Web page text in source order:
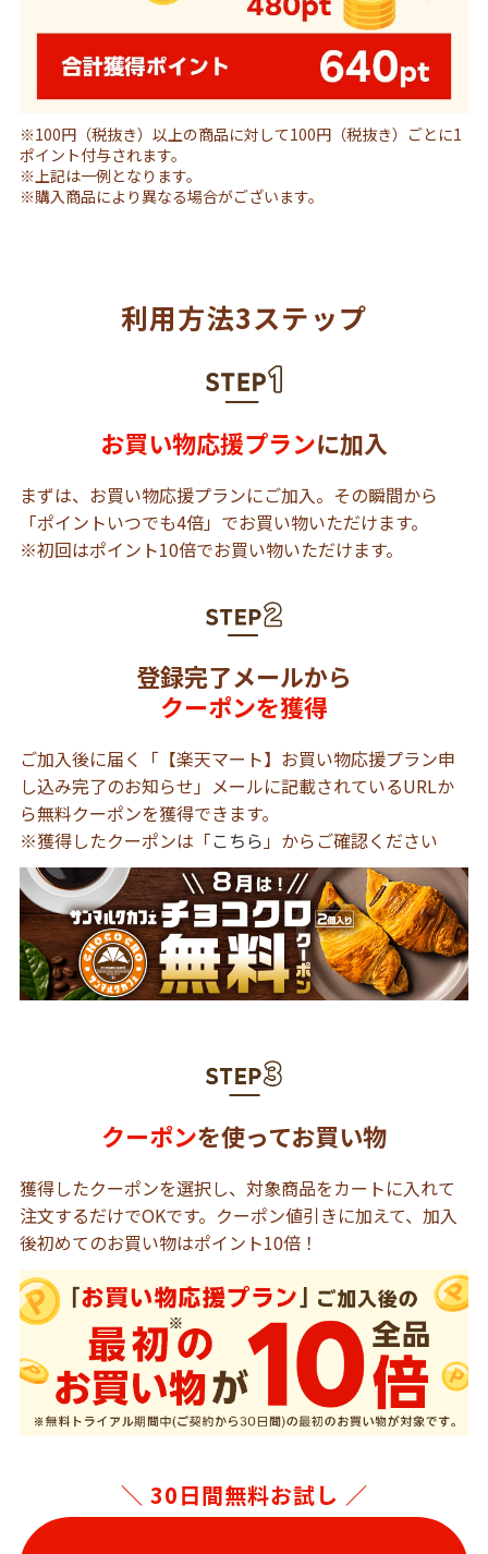
※100円（税抜き）以上の商品に対して100円（税抜き）ごとに1
ポイント付与されます。
※上記は一例となります。
※購入商品により異なる場合がございます。
利用方法3ステップ
お買い物応援プランに加入
まずは、お買い物応援プランにご加入。その瞬間から
「ポイントいつでも4倍」でお買い物いただけます。
※初回はポイント10倍でお買い物いただけます。
登録完了メールから
クーポンを獲得
ご加入後に届く「【楽天マート】お買い物応援プラン申
し込み完了のお知らせ」メールに記載されているURLか
ら無料クーポンを獲得できます。
※獲得したクーポンは「こちら」からご確認ください
クーポンを使ってお買い物
獲得したクーポンを選択し、対象商品をカートに入れて
注文するだけでOKです。クーポン値引きに加えて、加入
後初めてのお買い物はポイント10倍！
＼ 30日間無料お試し ／